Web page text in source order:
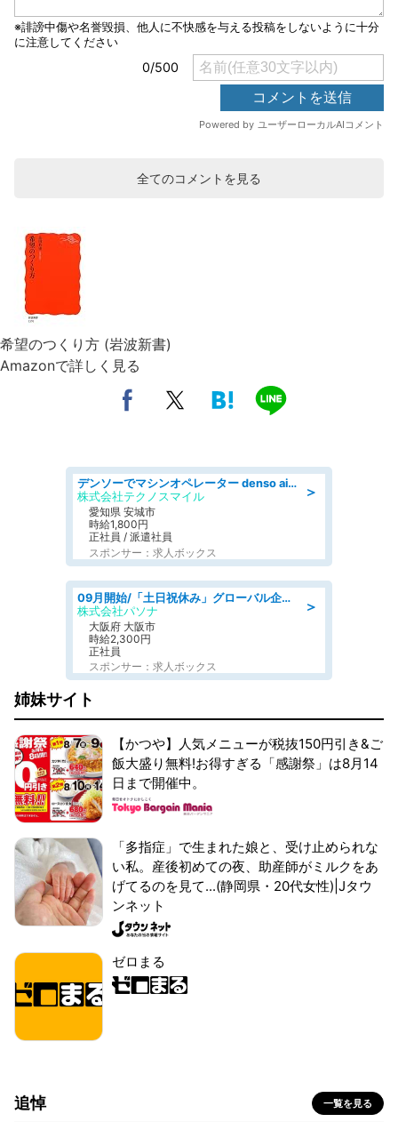
全てのコメントを見る
希望のつくり方 (岩波新書)
Amazonで詳しく見る
＞
デンソーでマシンオペレーター denso aichi
株式会社テクノスマイル
愛知県 安城市
時給1,800円
正社員 / 派遣社員
スポンサー：求人ボックス
＞
09月開始/「土日祝休み」グローバル企業での産業保健のお仕事/保健師/高時給/残業なし/服装自由
株式会社パソナ
大阪府 大阪市
時給2,300円
正社員
スポンサー：求人ボックス
姉妹サイト
【かつや】人気メニューが税抜150円引き&ご
飯大盛り無料!お得すぎる「感謝祭」は8月14
日まで開催中。
「多指症」で生まれた娘と、受け止められな
い私。産後初めての夜、助産師がミルクをあ
げてるのを見て...(静岡県・20代女性)|Jタウ
ンネット
ゼロまる
追悼 一覧を見る